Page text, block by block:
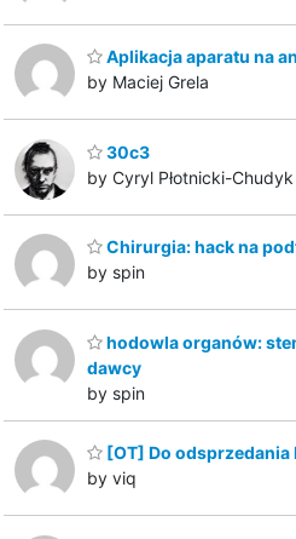
Aplikacja aparatu na
by Maciej Grela
30c3
by Cyryl Płotnicki-Chudyk
Chirurgia: hack na
by spin
hodowla organów:
dawcy
by spin
[OT] Do odsprzedania
by viq